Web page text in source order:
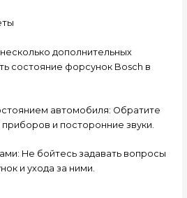
дополнительных
состояние форсунок Bosch в
автомобиля: Обратите
и посторонние звуки.
Не бойтесь задавать вопросы
и ухода за ними.